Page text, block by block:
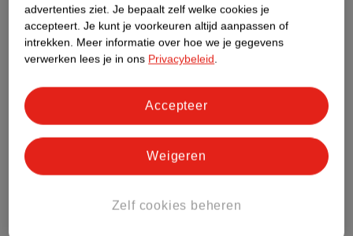
Productinformatie
Etiketinformatie
Nature Impact Score
Dit product heeft (nog) geen Nature
Impact Score.
Meer informatie
advertenties ziet. Je bepaalt zelf welke cookies je
accepteert. Je kunt je voorkeuren altijd aanpassen of
intrekken. Meer informatie over hoe we je gegevens
verwerken lees je in ons Privacybeleid.
Zelf cookies beheren
Weigeren
Accepteer